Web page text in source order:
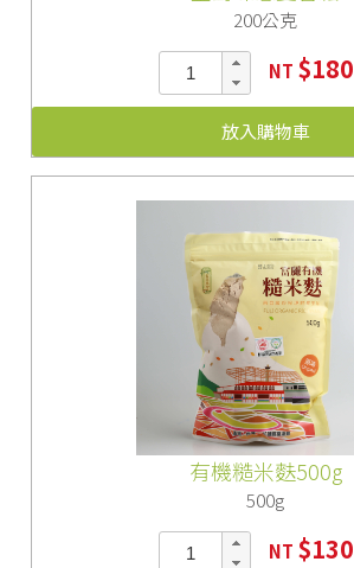
200公克
NT $180
放入購物車
有機糙米麩500g
500g
NT $130